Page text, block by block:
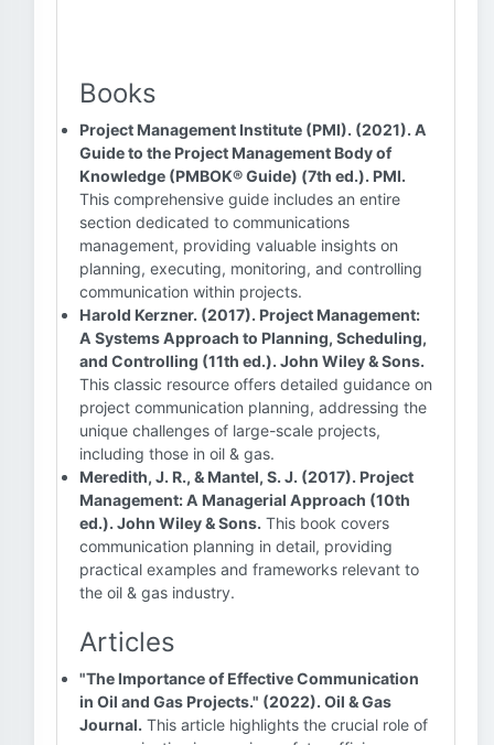
Books
Project Management Institute (PMI). (2021). A
Guide to the Project Management Body of
Knowledge (PMBOK® Guide) (7th ed.). PMI.
This comprehensive guide includes an entire
section dedicated to communications
management, providing valuable insights on
planning, executing, monitoring, and controlling
communication within projects.
Harold Kerzner. (2017). Project Management:
A Systems Approach to Planning, Scheduling,
and Controlling (11th ed.). John Wiley & Sons.
This classic resource offers detailed guidance on
project communication planning, addressing the
unique challenges of large-scale projects,
including those in oil & gas.
Meredith, J. R., & Mantel, S. J. (2017). Project
Management: A Managerial Approach (10th
ed.). John Wiley & Sons. This book covers
communication planning in detail, providing
practical examples and frameworks relevant to
the oil & gas industry.
Articles
"The Importance of Effective Communication
in Oil and Gas Projects." (2022). Oil & Gas
Journal. This article highlights the crucial role of